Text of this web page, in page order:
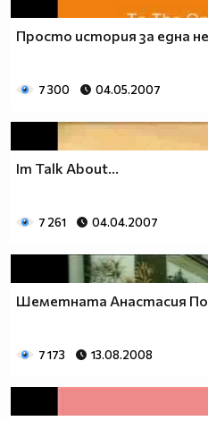
Просто история за една
7 300 04.05.2007
Im Talk About...
7 261 04.04.2007
Шеметната Анастасия
7 173 13.08.2008